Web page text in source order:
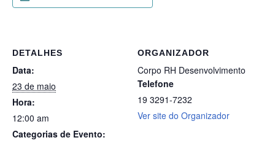
DETALHES
Data:
23 de maio
Hora:
12:00 am
Categorias de Evento:
ORGANIZADOR
Corpo RH Desenvolvimento
Telefone
19 3291-7232
Ver site do Organizador